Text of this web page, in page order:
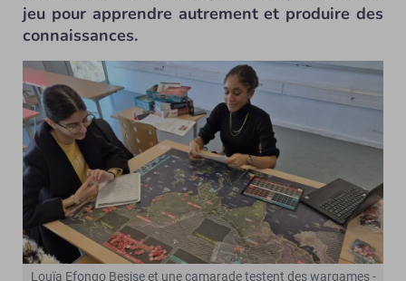
jeu pour apprendre autrement et produire des
connaissances.
Louïa Efongo Besise et une camarade testent des wargames -